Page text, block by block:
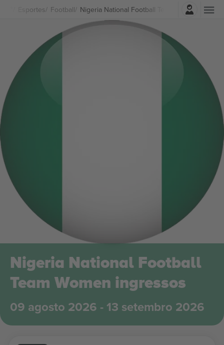
Esportes Football Nigeria National Football Team Women
Entrar
Nigeria National Football
Team Women ingressos
09 agosto 2026 - 13 setembro 2026